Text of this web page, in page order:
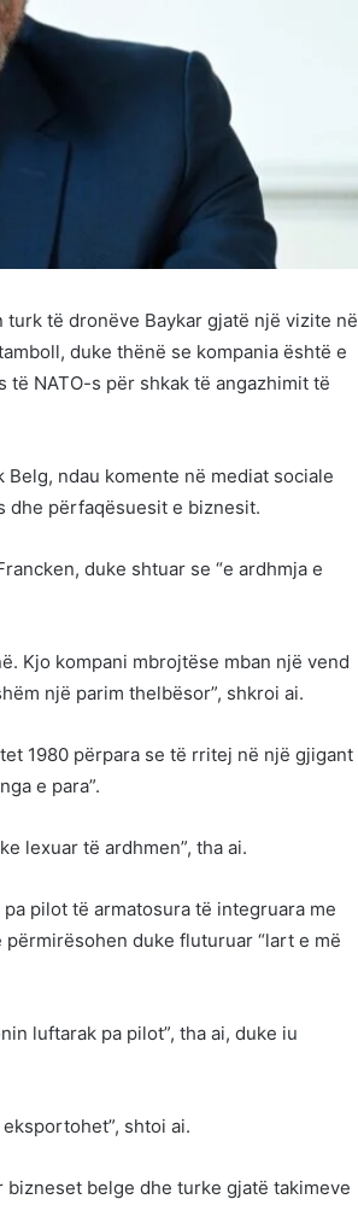
të dronëve Baykar gjatë një vizite në
duke thënë se kompania është e
NATO-s për shkak të angazhimit të
ndau komente në mediat sociale
dhe përfaqësuesit e biznesit.
duke shtuar se “e ardhmja e
Kjo kompani mbrojtëse mban një vend
një parim thelbësor”, shkroi ai.
1980 përpara se të rritej në një gjigant
e para”.
lexuar të ardhmen”, tha ai.
pilot të armatosura të integruara me
duke fluturuar “lart e më
luftarak pa pilot”, tha ai, duke iu
shtoi ai.
belge dhe turke gjatë takimeve